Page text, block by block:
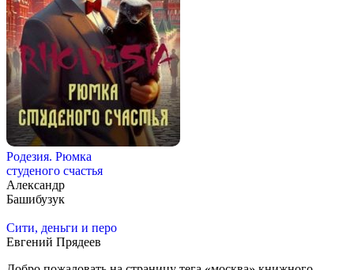
Родезия. Рюмка
студеного счастья
Александр
Башибузук
Сити, деньги и перо
Евгений Прядеев